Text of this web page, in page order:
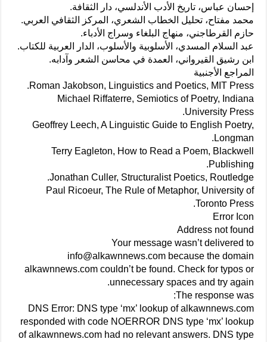
إحسان عباس، تاريخ الأدب الأندلسي، دار الثقافة.
محمد مفتاح، تحليل الخطاب الشعري، المركز الثقافي العربي.
حازم القرطاجني، منهاج البلغاء وسراج الأدباء.
عبد السلام المسدي، الأسلوبية والأسلوب، الدار العربية للكتاب.
ابن رشيق القيرواني، العمدة في محاسن الشعر وآدابه.
المراجع الأجنبية
Roman Jakobson, Linguistics and Poetics, MIT Press.
Michael Riffaterre, Semiotics of Poetry, Indiana
University Press.
Geoffrey Leech, A Linguistic Guide to English Poetry,
Longman.
Terry Eagleton, How to Read a Poem, Blackwell
Publishing.
Jonathan Culler, Structuralist Poetics, Routledge.
Paul Ricoeur, The Rule of Metaphor, University of
Toronto Press.
Error Icon
Address not found
Your message wasn’t delivered to
info@alkawnnews.com because the domain
alkawnnews.com couldn’t be found. Check for typos or
unnecessary spaces and try again.
The response was:
DNS Error: DNS type ‘mx’ lookup of alkawnnews.com
responded with code NOERROR DNS type ‘mx’ lookup
of alkawnnews.com had no relevant answers. DNS type